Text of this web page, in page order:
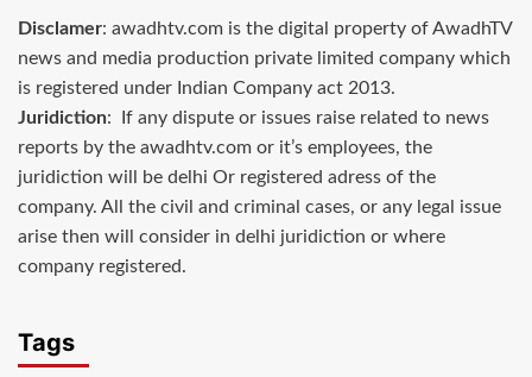
Disclamer: awadhtv.com is the digital property of AwadhTV
news and media production private limited company which
is registered under Indian Company act 2013.
Juridiction: If any dispute or issues raise related to news
reports by the awadhtv.com or it’s employees, the
juridiction will be delhi Or registered adress of the
company. All the civil and criminal cases, or any legal issue
arise then will consider in delhi juridiction or where
company registered.
Tags